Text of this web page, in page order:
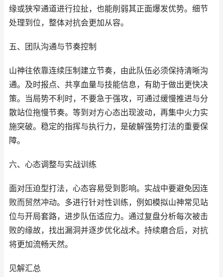
缘或狭窄通道进行拉扯，也能削弱其正面爆发优势。细节
处理到位，整体对抗会更加从容。
五、团队沟通与节奏控制
山神往依靠连续压制建立节奏，由此队伍必须保持清晰沟
通。及时报点、共享血量与技能信息，有助于做出更快决
策。当局势不利时，不要急于强攻，可通过缓慢推进与分
散站位拖慢节奏。等到对方心态出现波动，再集中火力实
施突破。稳定的指挥与执行力，是破解强势打法的重要保
障。
六、心态调整与实战训练
面对压迫型打法，心态容易受到影响。实战中要避免因连
败而贸然冲动。多进行针对性训练，例如模拟山神常见站
位与开局套路，进步队伍适应力。通过复盘分析每次被击
败的缘故，找出漏洞并逐步优化战术。持续磨合后，对抗
将更加流畅天然。
见解汇总